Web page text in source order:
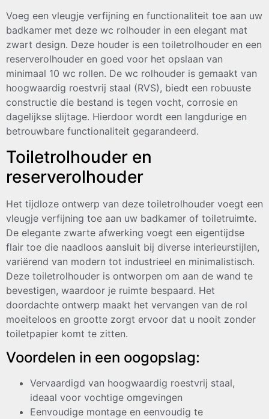
Voeg een vleugje verfijning en functionaliteit toe aan uw
badkamer met deze wc rolhouder in een elegant mat
zwart design. Deze houder is een toiletrolhouder en een
reserverolhouder en goed voor het opslaan van
minimaal 10 wc rollen. De wc rolhouder is gemaakt van
hoogwaardig roestvrij staal (RVS), biedt een robuuste
constructie die bestand is tegen vocht, corrosie en
dagelijkse slijtage. Hierdoor wordt een langdurige en
betrouwbare functionaliteit gegarandeerd.
Toiletrolhouder en
reserverolhouder
Het tijdloze ontwerp van deze toiletrolhouder voegt een
vleugje verfijning toe aan uw badkamer of toiletruimte.
De elegante zwarte afwerking voegt een eigentijdse
flair toe die naadloos aansluit bij diverse interieurstijlen,
variërend van modern tot industrieel en minimalistisch.
Deze toiletrolhouder is ontworpen om aan de wand te
bevestigen, waardoor je ruimte bespaard. Het
doordachte ontwerp maakt het vervangen van de rol
moeiteloos en grootte zorgt ervoor dat u nooit zonder
toiletpapier komt te zitten.
Voordelen in een oogopslag:
Vervaardigd van hoogwaardig roestvrij staal,
ideaal voor vochtige omgevingen
Eenvoudige montage en eenvoudig te